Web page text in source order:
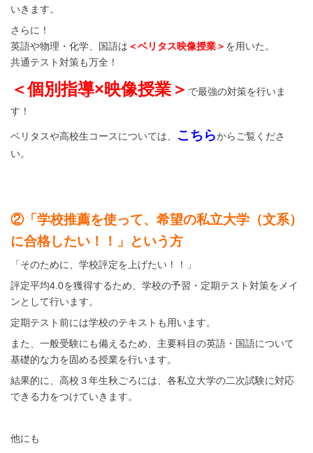
いきます。
さらに！
英語や物理・化学、国語は ＜ベリタス映像授業＞ を用いた。
共通テスト対策も万全！
＜個別指導×映像授業＞ で最強の対策を行いま
す！
ベリタスや高校生コースについては、 こちらからご覧くださ
い。
②「学校推薦を使って、希望の私立大学（文系）
に合格したい！！」という方
「そのために、学校評定を上げたい！！」
評定平均4.0を獲得するため、学校の予習・定期テスト対策をメイ
ンとして行います。
定期テスト前には学校のテキストも用います。
また、一般受験にも備えるため、主要科目の英語・国語について
基礎的な力を固める授業を行います。
結果的に、高校３年生秋ごろには、各私立大学の二次試験に対応
できる力をつけていきます。
他にも